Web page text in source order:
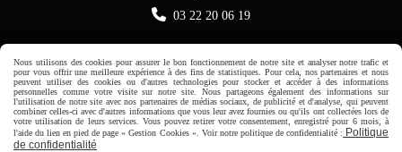
 03 22 20 06 19
Horaire d'ouverture:
Du Mardi au Samedi de
9H00 - 12H30 / 14H00-18H30
Nous utilisons des cookies pour assurer le bon fonctionnement de notre site et analyser notre trafic et
pour vous offrir une meilleure expérience à des fins de statistiques. Pour cela, nos partenaires et nous
peuvent utiliser des cookies ou d'autres technologies pour stocker et accéder à des informations
personnelles comme votre visite sur notre site. Nous partageons également des informations sur
l'utilisation de notre site avec nos partenaires de médias sociaux, de publicité et d'analyse, qui peuvent
combiner celles-ci avec d'autres informations que vous leur avez fournies ou qu'ils ont collectées lors de
votre utilisation de leurs services. Vous pouvez retirer votre consentement, enregistré pour 6 mois, à
l'aide du lien en pied de page « Gestion Cookies ». Voir notre politique de confidentialité : Politique
de confidentialité